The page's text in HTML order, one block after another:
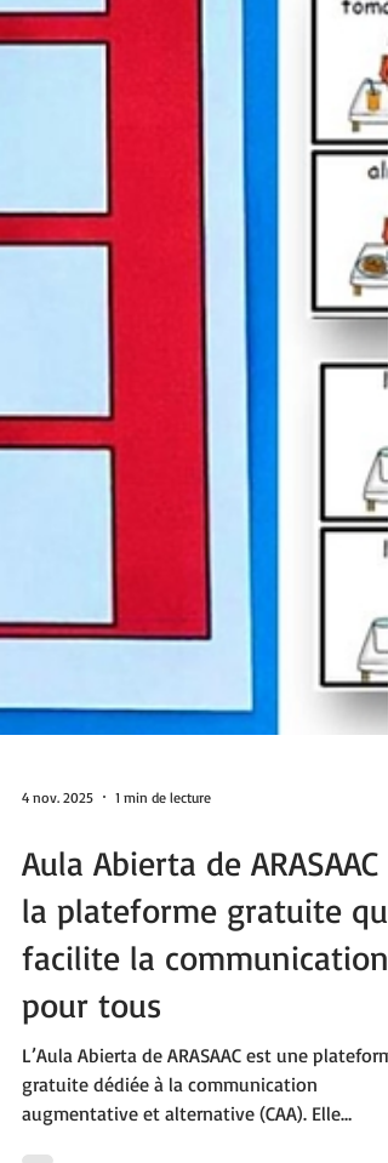
4 nov. 2025 1 min de lecture
Aula Abierta de ARASAAC :
la plateforme gratuite qui
facilite la communication
pour tous